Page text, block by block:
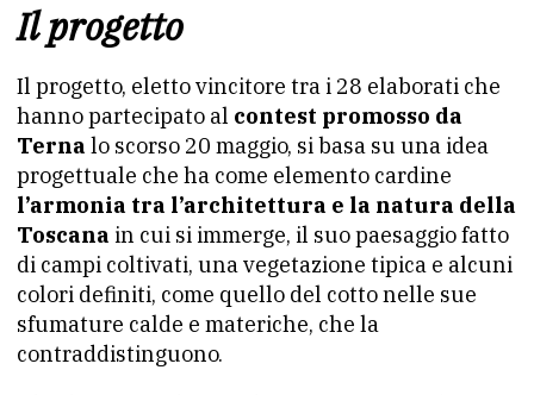
Il progetto
Il progetto, eletto vincitore tra i 28 elaborati che
hanno partecipato al contest promosso da
Terna lo scorso 20 maggio, si basa su una idea
progettuale che ha come elemento cardine
l’armonia tra l’architettura e la natura della
Toscana in cui si immerge, il suo paesaggio fatto
di campi coltivati, una vegetazione tipica e alcuni
colori definiti, come quello del cotto nelle sue
sfumature calde e materiche, che la
contraddistinguono.